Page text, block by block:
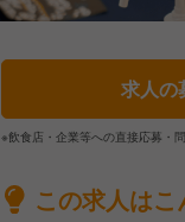
求人の
※飲食店・企業等への直接応募・
この求人はこ